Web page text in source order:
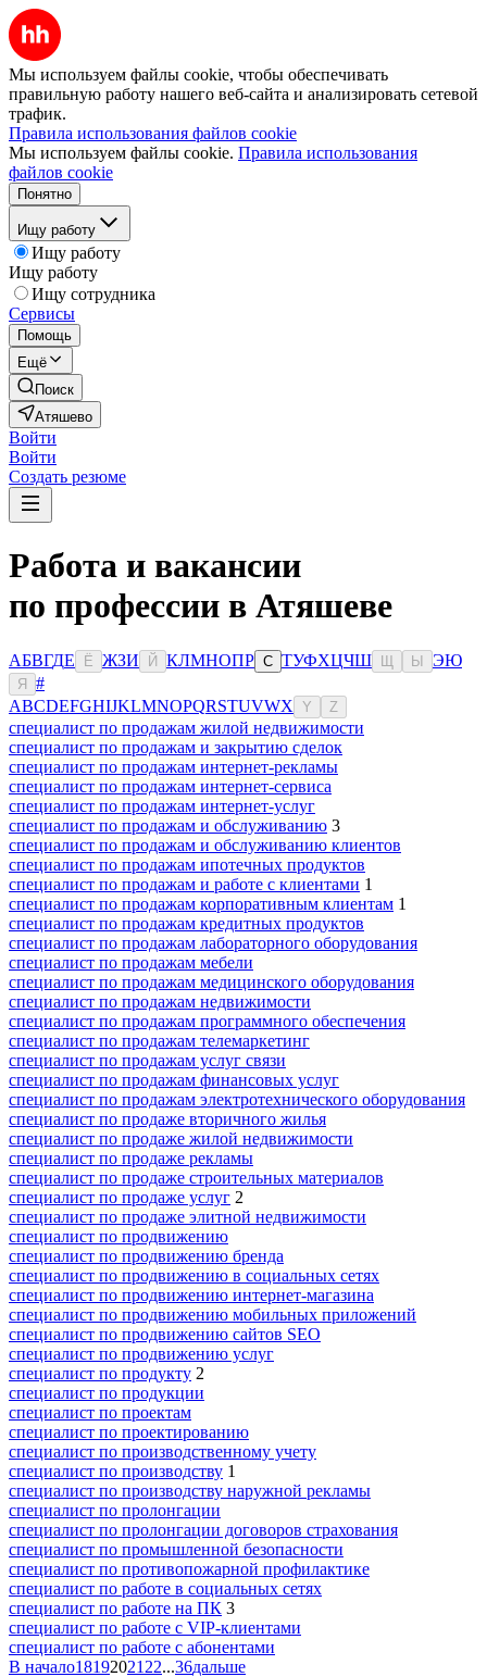
Мы используем файлы cookie, чтобы обеспечивать
правильную работу нашего веб-сайта и анализировать сетевой
трафик.
Правила использования файлов cookie
Мы используем файлы cookie. Правила использования
файлов cookie
Понятно
Ищу работу
Ищу работу
Ищу работу
Ищу сотрудника
Сервисы
Помощь
Ещё
Поиск
Атяшево
Войти
Войти
Создать резюме
Работа и вакансии
по профессии в Атяшеве
АБВГДЕ Ё ЖЗИ Й КЛМНОПР С ТУФХЦЧШ Ы ЭЮ
Я
#
ABCDEFGHIJKLMNOPQRSTUVWX Y Z
специалист по продажам жилой недвижимости
специалист по продажам и закрытию сделок
специалист по продажам интернет-рекламы
специалист по продажам интернет-сервиса
специалист по продажам интернет-услуг
специалист по продажам и обслуживанию 3
специалист по продажам и обслуживанию клиентов
специалист по продажам ипотечных продуктов
специалист по продажам и работе с клиентами 1
специалист по продажам корпоративным клиентам 1
специалист по продажам кредитных продуктов
специалист по продажам лабораторного оборудования
специалист по продажам мебели
специалист по продажам медицинского оборудования
специалист по продажам недвижимости
специалист по продажам программного обеспечения
специалист по продажам телемаркетинг
специалист по продажам услуг связи
специалист по продажам финансовых услуг
специалист по продажам электротехнического оборудования
специалист по продаже вторичного жилья
специалист по продаже жилой недвижимости
специалист по продаже рекламы
специалист по продаже строительных материалов
специалист по продаже услуг 2
специалист по продаже элитной недвижимости
специалист по продвижению
специалист по продвижению бренда
специалист по продвижению в социальных сетях
специалист по продвижению интернет-магазина
специалист по продвижению мобильных приложений
специалист по продвижению сайтов SEO
специалист по продвижению услуг
специалист по продукту 2
специалист по продукции
специалист по проектам
специалист по проектированию
специалист по производственному учету
специалист по производству 1
специалист по производству наружной рекламы
специалист по пролонгации
специалист по пролонгации договоров страхования
специалист по промышленной безопасности
специалист по противопожарной профилактике
специалист по работе в социальных сетях
специалист по работе на ПК 3
специалист по работе с VIP-клиентами
специалист по работе с абонентами
В начало18192021 22...36дальше